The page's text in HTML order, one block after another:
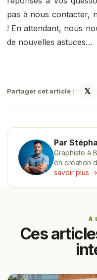
pas à nous contacter,
! En attendant, nous
de nouvelles astuces…
Partager cet article : 𝕏
Par
Graphiste à
en création
savoir plus →
À
Ces